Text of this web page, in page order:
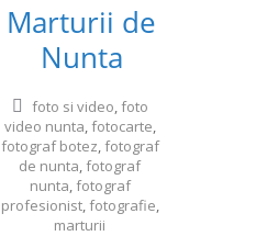
Marturii de
Nunta
foto si video,foto
video nunta,fotocarte,
fotograf botez,fotograf
de nunta,fotograf
nunta,fotograf
profesionist,fotografie,
marturii